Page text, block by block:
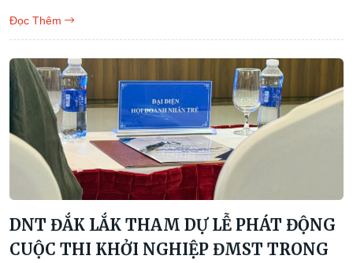
Đọc Thêm
DNT ĐẮK LẮK THAM DỰ LỄ PHÁT ĐỘNG
CUỘC THI KHỞI NGHIỆP ĐMST TRONG